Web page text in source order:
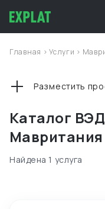
Главная >Услуги >
Каталог
Мавритания
Разместить
Найдена 1 услуга